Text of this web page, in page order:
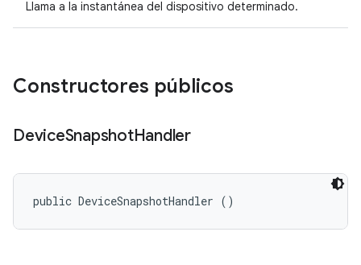
Llama a la instantánea del dispositivo determinado.
Constructores públicos
DeviceSnapshotHandler
public DeviceSnapshotHandler ()